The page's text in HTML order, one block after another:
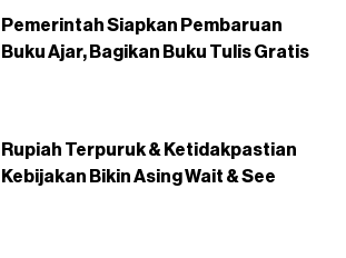
Pemerintah Siapkan Pembaruan
Buku Ajar, Bagikan Buku Tulis Gratis
Rupiah Terpuruk & Ketidakpastian
Kebijakan Bikin Asing Wait & See